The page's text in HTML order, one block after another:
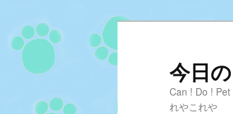
今日
Can ! Do !
れやこれや